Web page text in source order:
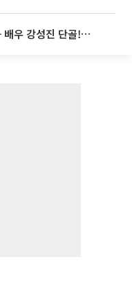
'2TV 생생정보' 오늘방송맛집- 배우 강성진 단골! 쌀국수ㆍ푸팟퐁 커리 맛집 '블○○○'